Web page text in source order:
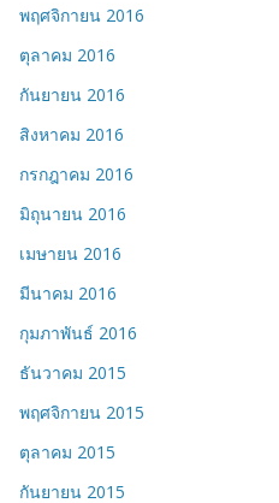
พฤศจิกายน 2016
ตุลาคม 2016
กันยายน 2016
สิงหาคม 2016
กรกฎาคม 2016
มิถุนายน 2016
เมษายน 2016
มีนาคม 2016
กุมภาพันธ์ 2016
ธันวาคม 2015
พฤศจิกายน 2015
ตุลาคม 2015
กันยายน 2015